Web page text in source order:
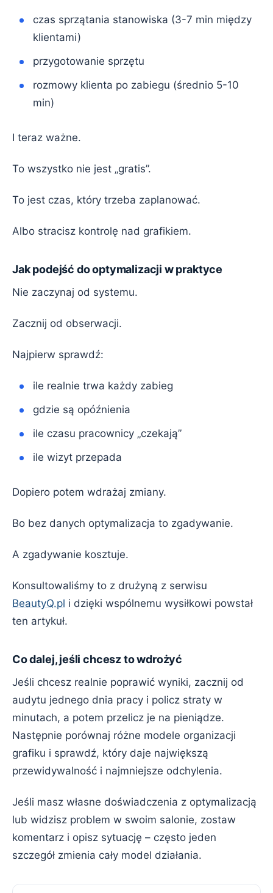
czas sprzątania stanowiska (3-7 min między
klientami)
przygotowanie sprzętu
rozmowy klienta po zabiegu (średnio 5-10
min)
I teraz ważne.
To wszystko nie jest „gratis”.
To jest czas, który trzeba zaplanować.
Albo stracisz kontrolę nad grafikiem.
Jak podejść do optymalizacji w praktyce
Nie zaczynaj od systemu.
Zacznij od obserwacji.
Najpierw sprawdź:
ile realnie trwa każdy zabieg
gdzie są opóźnienia
ile czasu pracownicy „czekają”
ile wizyt przepada
Dopiero potem wdrażaj zmiany.
Bo bez danych optymalizacja to zgadywanie.
A zgadywanie kosztuje.
Konsultowaliśmy to z drużyną z serwisu
BeautyQ.pl i dzięki wspólnemu wysiłkowi powstał
ten artykuł.
Co dalej, jeśli chcesz to wdrożyć
Jeśli chcesz realnie poprawić wyniki, zacznij od
audytu jednego dnia pracy i policz straty w
minutach, a potem przelicz je na pieniądze.
Następnie porównaj różne modele organizacji
grafiku i sprawdź, który daje największą
przewidywalność i najmniejsze odchylenia.
Jeśli masz własne doświadczenia z optymalizacją
lub widzisz problem w swoim salonie, zostaw
komentarz i opisz sytuację – często jeden
szczegół zmienia cały model działania.